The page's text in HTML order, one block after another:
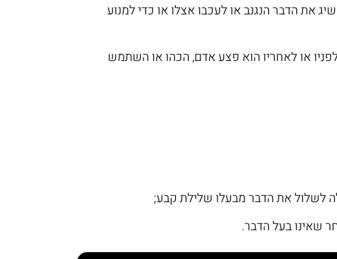
את הדבר הנגנב או לעכבו אצלו או כדי למנוע
או לאחריו הוא פצע אדם, הכהו או השתמש